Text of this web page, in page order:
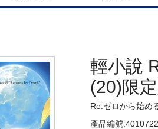
輕小說
(20)限
Re:ゼロから始め
產品編號